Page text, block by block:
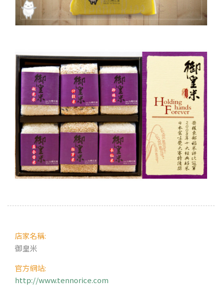
店家名稱:
御皇米
官方網站:
http://www.tennorice.com